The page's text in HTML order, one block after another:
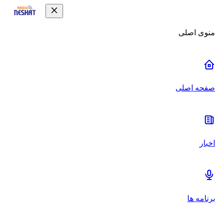
منوی اصلی
صفحه اصلی
اخبار
برنامه ها